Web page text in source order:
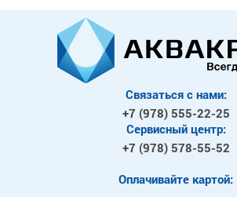
Связаться с нами:
+7 (978) 555-22-25
Сервисный центр:
+7 (978) 578-55-52
Оплачивайте картой: